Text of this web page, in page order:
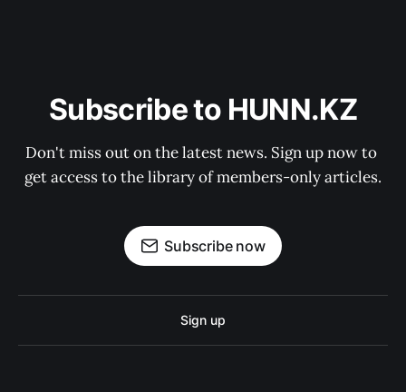
Subscribe to HUNN.KZ
Don't miss out on the latest news. Sign up now to
get access to the library of members-only articles.
Subscribe now
Sign up